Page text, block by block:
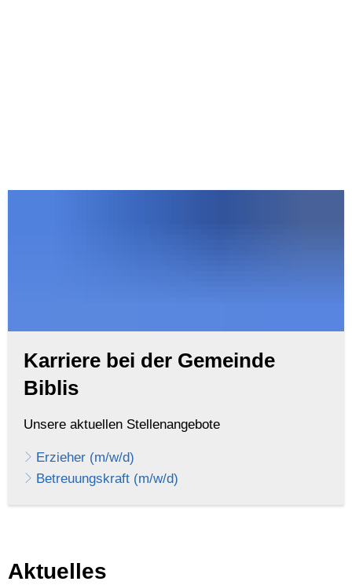
Karriere bei der Gemeinde
Biblis
Unsere aktuellen Stellenangebote
Erzieher (m/w/d)
Betreuungskraft (m/w/d)
Aktuelles